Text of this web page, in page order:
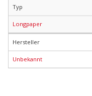
Typ
Longpaper
Hersteller
Unbekannt